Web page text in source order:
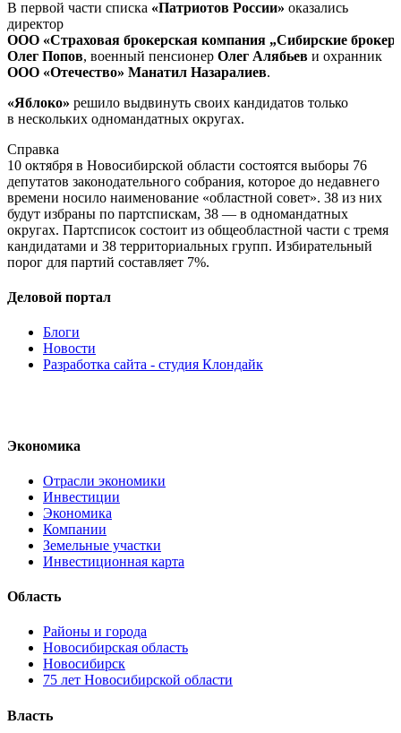
В первой части списка «Патриотов России» оказались
директор
ООО «Страховая брокерская компания „Сибирские
Олег Попов, военный пенсионер Олег Алябьев и охранник
ООО «Отечество» Манатил Назаралиев.
«Яблоко» решило выдвинуть своих кандидатов только
в нескольких одномандатных округах.
Справка
10 октября в Новосибирской области состоятся выборы 76
депутатов законодательного собрания, которое до недавнего
времени носило наименование «областной совет». 38 из них
будут избраны по партспискам, 38 — в одномандатных
округах. Партсписок состоит из общеобластной части с тремя
кандидатами и 38 территориальных групп. Избирательный
порог для партий составляет 7%.
Деловой портал
Блоги
Новости
Разработка сайта - студия Клондайк
Экономика
Отрасли экономики
Инвестиции
Экономика
Компании
Земельные участки
Инвестиционная карта
Область
Районы и города
Новосибирская область
Новосибирск
75 лет Новосибирской области
Власть